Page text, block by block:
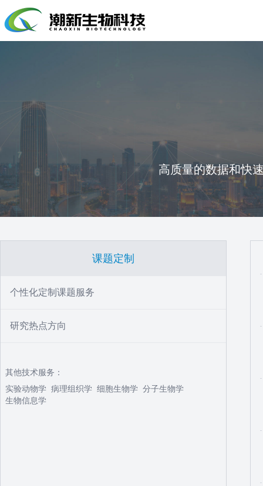
高质量的数据和快
课题定制
个性化定制课题服务
研究热点方向
其他技术服务：
实验动物学 病理组织学 细胞生物学 分子生物学
生物信息学